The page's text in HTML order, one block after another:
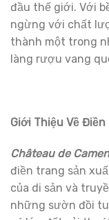
đầu thế giới. Với
ngừng với chất
thành một trong
làng rượu vang
Giới Thiệu Về
Château de
điền trang sản
của di sản và
những sườn đồi